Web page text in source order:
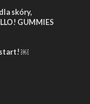
skóry,
GUMMIES
start! ￼